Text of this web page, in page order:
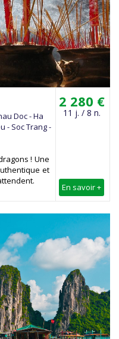
2 280 €
11 j. / 8 n.
En savoir +
Doc - Ha
- Soc Trang -
! Une
et